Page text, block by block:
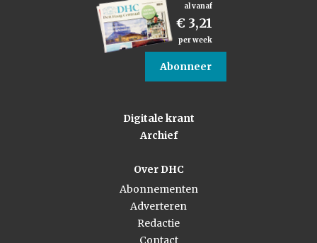
al vanaf
€ 3,21
per week
Abonneer
Digitale krant
Archief
Over DHC
Abonnementen
Adverteren
Redactie
Contact